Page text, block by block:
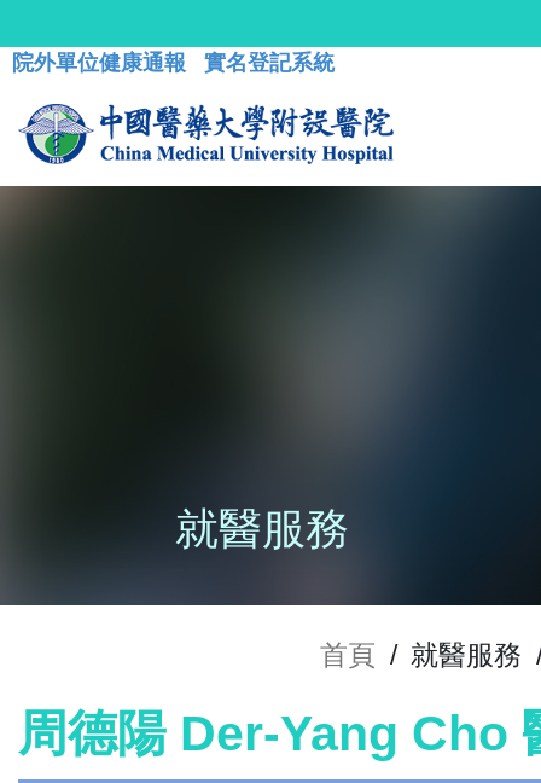
院外單位健康通報 實名登記系統
就醫服務
首頁 / 就醫服務
周德陽 Der-Yang Cho